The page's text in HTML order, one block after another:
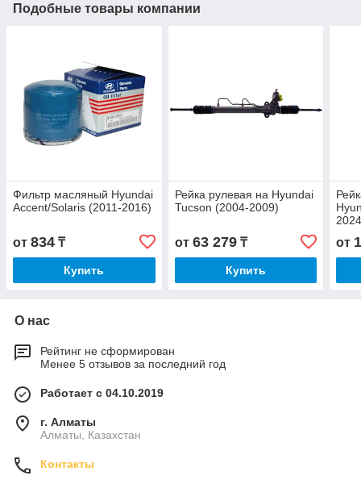
Подобные товары компании
Фильтр масляный Hyundai
Accent/Solaris (2011-2016)
от 834 ₸
Купить
Рейка рулевая на Hyundai
Tucson (2004-2009)
от 63 279₸
Купить
от
О нас
Рейтинг не сформирован
Менее 5 отзывов за последний год
Работает с 04.10.2019
г. Алматы
Алматы, Казахстан
Контакты